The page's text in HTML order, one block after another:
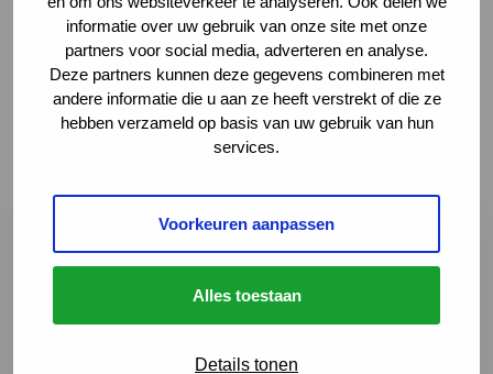
informatie over uw gebruik van onze site met onze
partners voor social media, adverteren en analyse.
Deze partners kunnen deze gegevens combineren met
andere informatie die u aan ze heeft verstrekt of die ze
hebben verzameld op basis van uw gebruik van hun
services.
Voorkeuren aanpassen
Alles toestaan
Details tonen
Laatste nieuws en
ontwikkelingen